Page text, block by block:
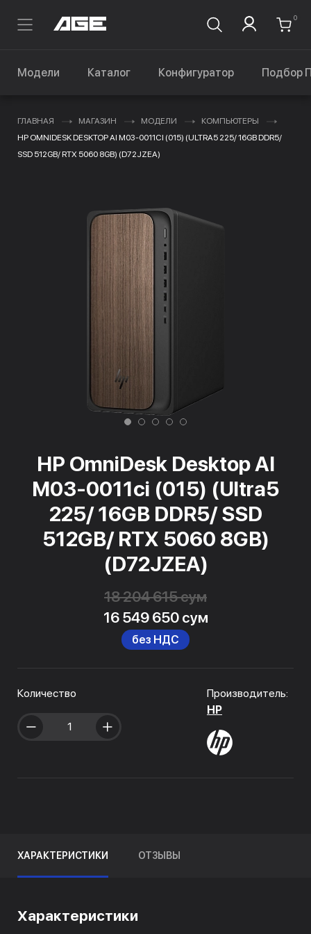
0
Модели Каталог Конфигуратор Подбор
ГЛАВНАЯ МАГАЗИН МОДЕЛИ
КОМПЬЮТЕРЫ
HP OMNIDESK DESKTOP AI M03-0011CI (015) (ULTRA5 225/ 16GB DDR5/
SSD 512GB/ RTX 5060 8GB) (D72JZEA)
HP OmniDesk Desktop AI
M03-0011ci (015) (Ultra5
225/ 16GB DDR5/ SSD
512GB/ RTX 5060 8GB)
(D72JZEA)
18 204 615 сум
16 549 650 сум
без НДС
Количество
Производитель:
HP
ХАРАКТЕРИСТИКИ ОТЗЫВЫ
Характеристики